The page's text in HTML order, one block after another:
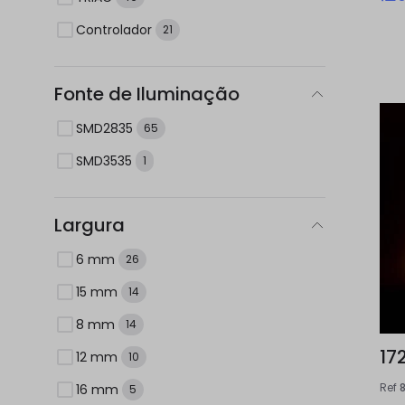
Controlador 21
Fonte de Iluminação
SMD2835 65
SMD3535 1
Largura
6 mm 26
15 mm 14
8 mm 14
12 mm 10
16 mm 5 Ref